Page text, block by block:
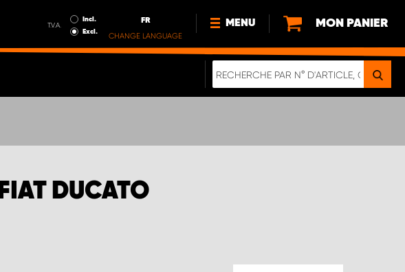
T.V.A.
Incl.
Excl.
FR
CHANGE LANGUAGE
MENU
NOUVEAUTÉS
MON PANIER
DUCATO